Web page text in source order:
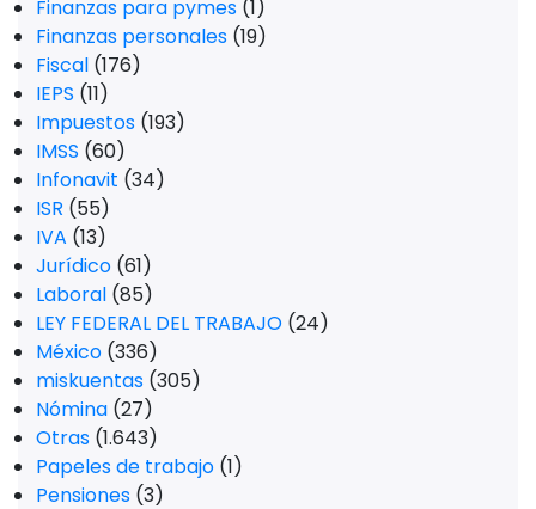
Finanzas para pymes (1)
Finanzas personales (19)
Fiscal (176)
IEPS (11)
Impuestos (193)
IMSS (60)
Infonavit (34)
ISR (55)
IVA (13)
Jurídico (61)
Laboral (85)
LEY FEDERAL DEL TRABAJO (24)
México (336)
miskuentas (305)
Nómina (27)
Otras (1.643)
Papeles de trabajo (1)
Pensiones (3)